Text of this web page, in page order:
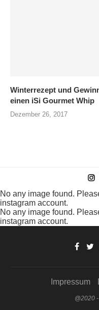
Winterrezept und
einen iSi Gourmet Whip
Dezember 26, 2017
No any image found.
instagram account.
No any image found.
instagram account.
Impressum
@2020